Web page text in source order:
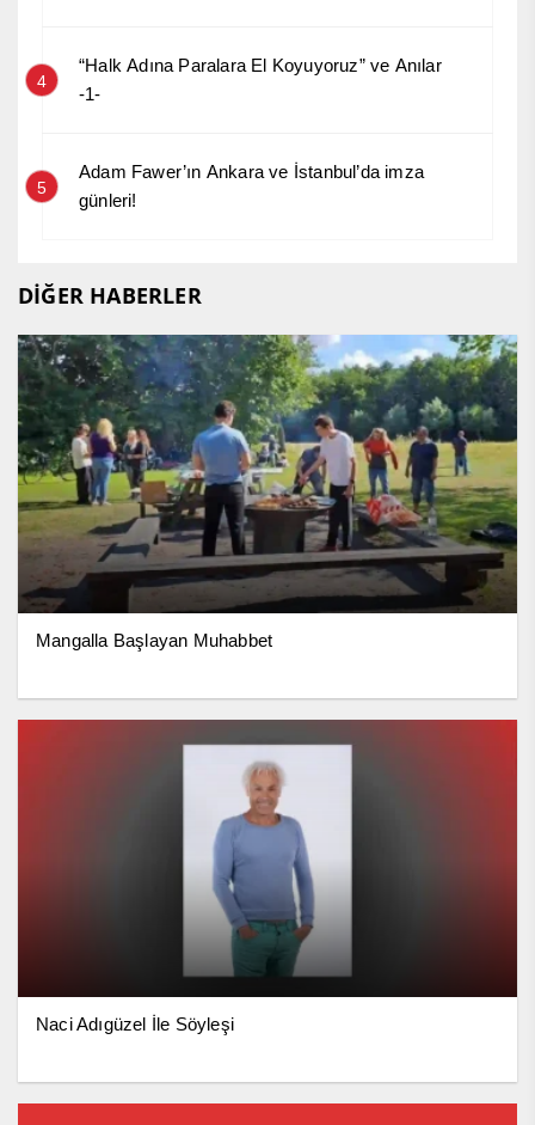
4
“Halk Adına Paralara El Koyuyoruz” ve Anılar
-1-
5
Adam Fawer’ın Ankara ve İstanbul’da imza
günleri!
DİĞER HABERLER
Mangalla Başlayan Muhabbet
Naci Adıgüzel İle Söyleşi